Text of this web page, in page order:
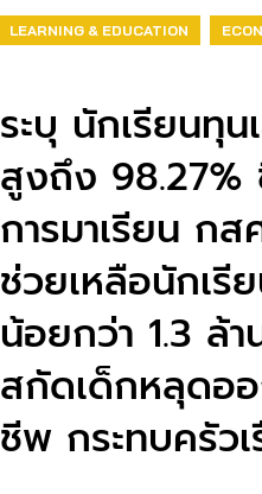
LEARNING & EDUCATION
ระบุ นักเรียนทุ
สูงถึง 98.27%
การมาเรียน ก
ช่วยเหลือนักเ
น้อยกว่า 1.3 ล้
สกัดเด็กหลุดอ
ชีพ กระทบครัวเ